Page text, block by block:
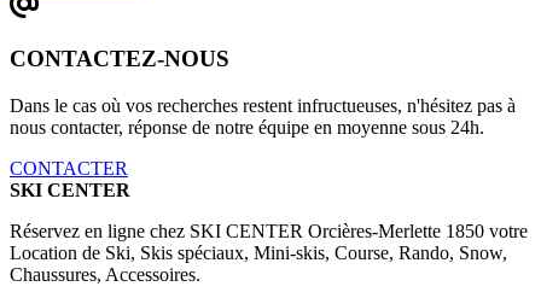
CONTACTEZ-NOUS
Dans le cas où vos recherches restent infructueuses, n'hésitez pas à
nous contacter, réponse de notre équipe en moyenne sous 24h.
CONTACTER
SKI CENTER
Réservez en ligne chez SKI CENTER Orcières-Merlette 1850 votre
Location de Ski, Skis spéciaux, Mini-skis, Course, Rando, Snow,
Chaussures, Accessoires.